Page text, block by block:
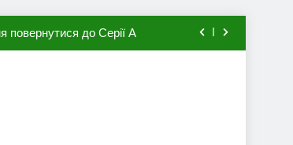
повернутися до Серії А